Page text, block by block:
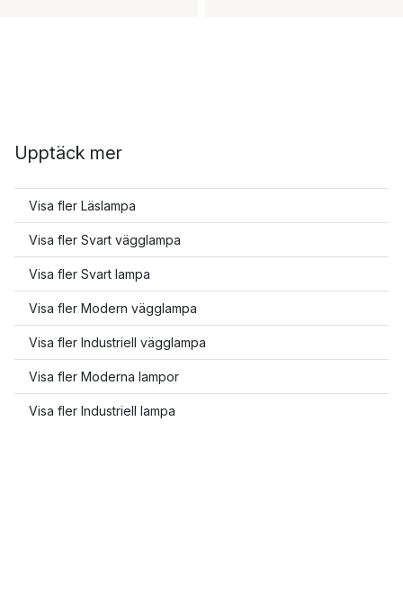
Upptäck mer
Visa fler Läslampa
Visa fler Svart vägglampa
Visa fler Svart lampa
Visa fler Modern vägglampa
Visa fler Industriell vägglampa
Visa fler Moderna lampor
Visa fler Industriell lampa